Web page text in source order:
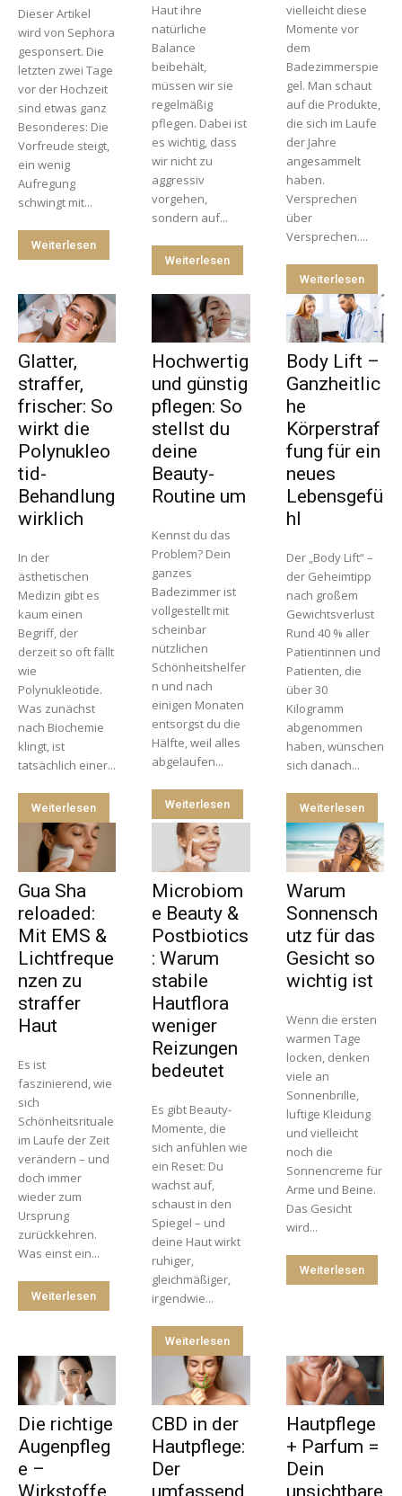
Dieser Artikel
wird von Sephora
gesponsert. Die
letzten zwei Tage
vor der Hochzeit
sind etwas ganz
Besonderes: Die
Vorfreude steigt,
ein wenig
Aufregung
schwingt mit...
Weiterlesen
Haut ihre
natürliche
Balance
beibehält,
müssen wir sie
regelmäßig
pflegen. Dabei ist
es wichtig, dass
wir nicht zu
aggressiv
vorgehen,
sondern auf...
Weiterlesen
vielleicht diese
Momente vor
dem
Badezimmerspie
gel. Man schaut
auf die Produkte,
die sich im Laufe
der Jahre
angesammelt
haben.
Versprechen
über
Versprechen....
Weiterlesen
Glatter,
straffer,
frischer: So
wirkt die
Polynukleo
tid-
Behandlung
wirklich
In der
ästhetischen
Medizin gibt es
kaum einen
Begriff, der
derzeit so oft fällt
wie
Polynukleotide.
Was zunächst
nach Biochemie
klingt, ist
tatsächlich einer...
Weiterlesen
Hochwertig
und günstig
pflegen: So
stellst du
deine
Beauty-
Routine um
Kennst du das
Problem? Dein
ganzes
Badezimmer ist
vollgestellt mit
scheinbar
nützlichen
Schönheitshelfer
n und nach
einigen Monaten
entsorgst du die
Hälfte, weil alles
abgelaufen...
Weiterlesen
Body Lift –
Ganzheitlic
he
Körperstraf
fung für ein
neues
Lebensgefü
hl
Der „Body Lift“ –
der Geheimtipp
nach großem
Gewichtsverlust
Rund 40 % aller
Patientinnen und
Patienten, die
über 30
Kilogramm
abgenommen
haben, wünschen
sich danach...
Weiterlesen
Gua Sha
reloaded:
Mit EMS &
Lichtfreque
nzen zu
straffer
Haut
Es ist
faszinierend, wie
sich
Schönheitsrituale
im Laufe der Zeit
verändern – und
doch immer
wieder zum
Ursprung
zurückkehren.
Was einst ein...
Weiterlesen
Microbiom
e Beauty &
Postbiotics
: Warum
stabile
Hautflora
weniger
Reizungen
bedeutet
Es gibt Beauty-
Momente, die
sich anfühlen wie
ein Reset: Du
wachst auf,
schaust in den
Spiegel – und
deine Haut wirkt
ruhiger,
gleichmäßiger,
irgendwie...
Weiterlesen
Warum
Sonnensch
utz für das
Gesicht so
wichtig ist
Wenn die ersten
warmen Tage
locken, denken
viele an
Sonnenbrille,
luftige Kleidung
und vielleicht
noch die
Sonnencreme für
Arme und Beine.
Das Gesicht
wird...
Weiterlesen
Die richtige
Augenpfleg
e –
Wirkstoffe,
CBD in der
Hautpflege:
Der
umfassend
Hautpflege
+ Parfum =
Dein
unsichtbare